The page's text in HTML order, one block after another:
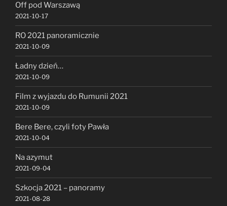
Off pod Warszawą
2021-10-17
RO 2021 panoramicznie
2021-10-09
Ładny dzień…
2021-10-09
Film z wyjazdu do Rumunii 2021
2021-10-09
Bere Bere, czyli foty Pawła
2021-10-04
Na azymut
2021-09-04
Szkocja 2021 – panoramy
2021-08-28